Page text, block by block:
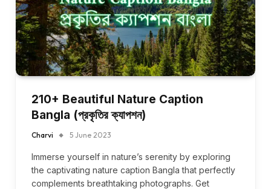
210+ Beautiful Nature Caption
Bangla (প্রকৃতির ক্যাপশন)
Charvi 5 June 2023
Immerse yourself in nature’s serenity by exploring
the captivating nature caption Bangla that perfectly
complements breathtaking photographs. Get